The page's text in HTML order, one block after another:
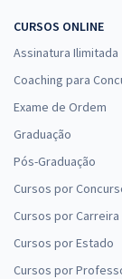
CURSOS ONLINE
Assinatura Ilimitada
Coaching para
Exame de Ordem
Graduação
Pós-Graduação
Cursos por
Cursos por Carreira
Cursos por Estado
Cursos por